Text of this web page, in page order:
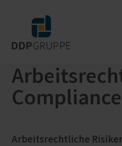
Compliance
Arbeitsrechtliche